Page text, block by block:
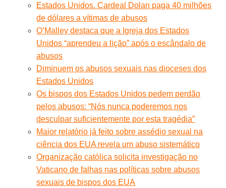
Estados Unidos. Cardeal Dolan paga 40 milhões
de dólares a vítimas de abusos
O’Malley destaca que a Igreja dos Estados
Unidos “aprendeu a lição” após o escândalo de
abusos
Diminuem os abusos sexuais nas dioceses dos
Estados Unidos
Os bispos dos Estados Unidos pedem perdão
pelos abusos: “Nós nunca poderemos nos
desculpar suficientemente por esta tragédia”
Maior relatório já feito sobre assédio sexual na
ciência dos EUA revela um abuso sistemático
Organização católica solicita investigação no
Vaticano de falhas nas políticas sobre abusos
sexuais de bispos dos EUA